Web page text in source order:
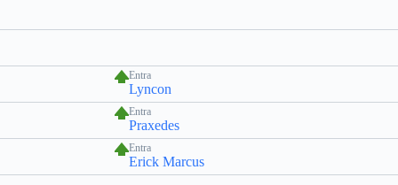
Entra
Lyncon
Entra
Praxedes
Entra
Erick Marcus